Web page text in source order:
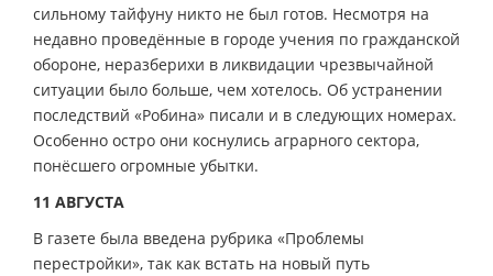
сильному тайфуну никто не был готов. Несмотря на
недавно проведённые в городе учения по гражданской
обороне, неразберихи в ликвидации чрезвычайной
ситуации было больше, чем хотелось. Об устранении
последствий «Робина» писали и в следующих номерах.
Особенно остро они коснулись аграрного сектора,
понёсшего огромные убытки.
11 АВГУСТА
В газете была введена рубрика «Проблемы
перестройки», так как встать на новый путь